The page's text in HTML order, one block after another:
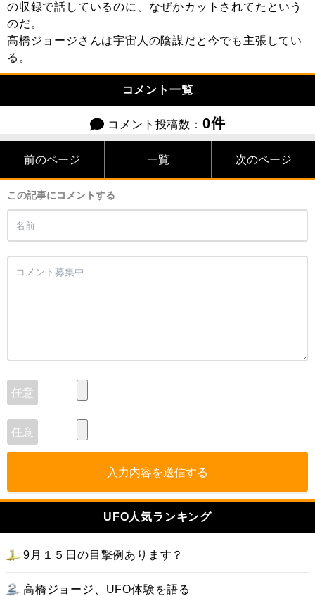
の収録で話しているのに、なぜかカットされてたという
のだ。
高橋ジョージさんは宇宙人の陰謀だと今でも主張してい
る。
コメント一覧
コメント投稿数： 0件
前のページ 一覧 次のページ
この記事にコメントする
入力内容を送信する
UFO人気ランキング
9月１５日の目撃例あります？
高橋ジョージ、UFO体験を語る